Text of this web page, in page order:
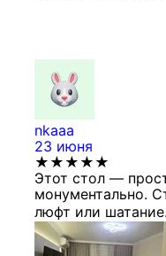
nkaaa
23 июня
★★★★★
Этот стол —
монументально.
люфт или